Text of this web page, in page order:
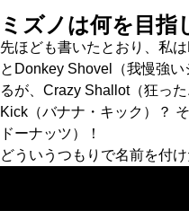
ミズノは何を目指
先ほども書いたとおり、私
とDonkey Shovel（我慢強
るが、Crazy Shallot（狂っ
Kick（バナナ・キック）？
ドーナッツ）！
どういうつもりで名前を付